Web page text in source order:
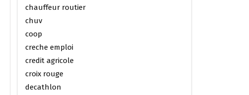
chauffeur routier
chuv
coop
creche emploi
credit agricole
croix rouge
decathlon